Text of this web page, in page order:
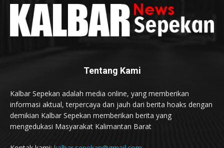
Tentang Kami
Kalbar Sepekan adalah media online, yang memberikan
informasi aktual, terpercaya dan jauh dari berita hoaks dengan
demikian Kalbar Sepekan memberikan berita yang
mengedukasi Masyarakat Kalimantan Barat